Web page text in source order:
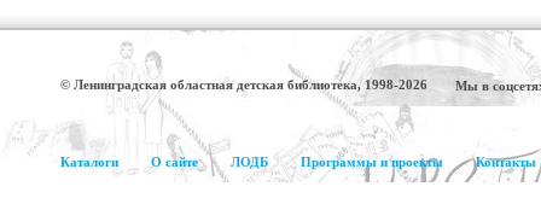
© Ленинградская областная детская библиотека, 1998-2026 Мы в
Каталоги О сайте ЛОДБ Программы и проекты Контакты